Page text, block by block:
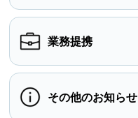
業務提携
その他のお知らせ